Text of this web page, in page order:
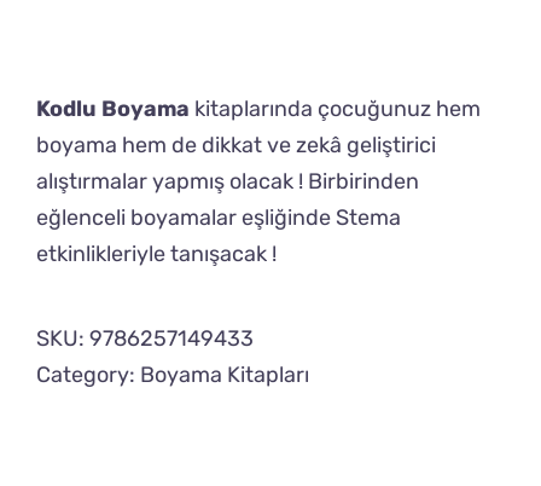
Kodlu Boyama kitaplarında çocuğunuz hem
boyama hem de dikkat ve zekâ geliştirici
alıştırmalar yapmış olacak ! Birbirinden
eğlenceli boyamalar eşliğinde Stema
etkinlikleriyle tanışacak !
SKU: 9786257149433
Category: Boyama Kitapları